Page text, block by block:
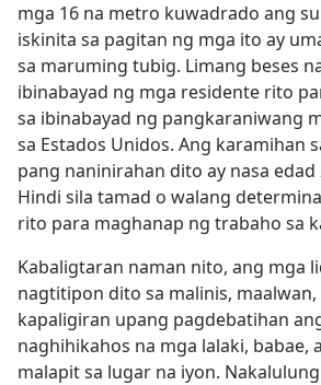
mga 16 na metro kuwadrado ang
iskinita sa pagitan ng mga ito ay
sa maruming tubig. Limang beses
ibinabayad ng mga residente rito
sa ibinabayad ng pangkaraniwang
sa Estados Unidos. Ang karamihan
pang naninirahan dito ay nasa edad
Hindi sila tamad o walang
rito para maghanap ng trabaho sa
Kabaligtaran naman nito, ang mga
nagtitipon dito sa malinis,
kapaligiran upang pagdebatihan
naghihikahos na mga lalaki, babae,
malapit sa lugar na iyon.